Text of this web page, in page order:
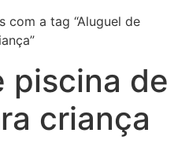
com a tag “Aluguel de
piscina de
criança